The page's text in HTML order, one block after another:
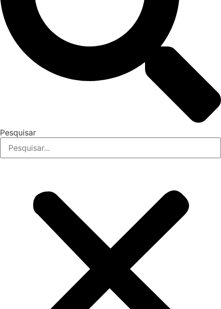
Pesquisar